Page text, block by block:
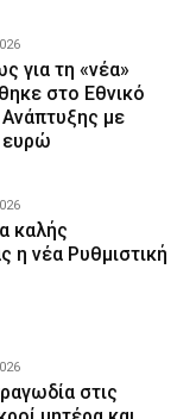
για τη «νέα»
στο Εθνικό
με
ευρώ
καλής
η νέα Ρυθμιστική
στις